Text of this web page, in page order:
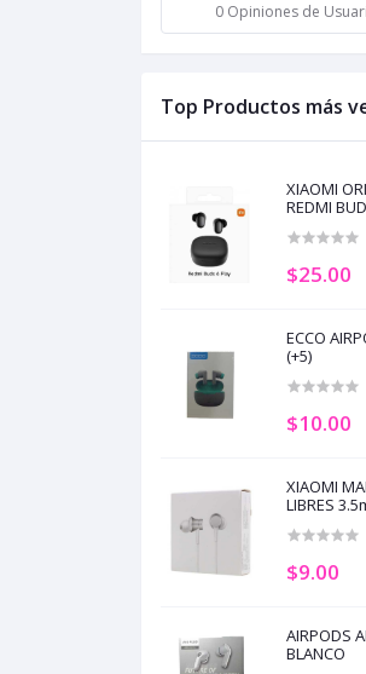
0 Opiniones de
Top Productos más
XIAOMI
REDMI
$25.00
ECCO
(+5)
$10.00
XIAOMI
LIBRES
$9.00
AIRPODS
BLANCO
$55.00
OPENCIRCLET 2